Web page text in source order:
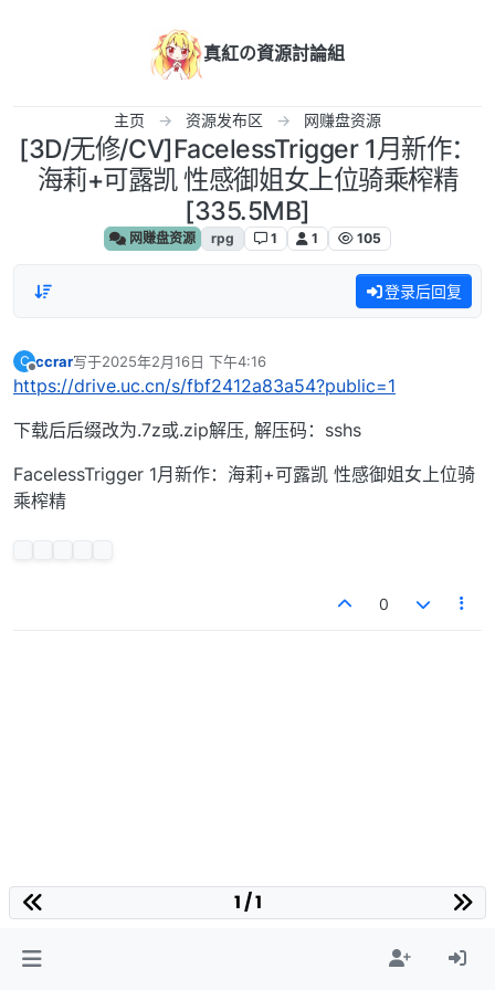
真紅の資源討論組
主页 资源发布区 网赚盘资源
[3D/无修/CV]FacelessTrigger 1月新作：
海莉+可露凯 性感御姐女上位骑乘榨精
[335.5MB]
网赚盘资源 rpg 1 1 105
登录后回复
C
离线
ccrar写于2025年2月16日 下午4:16
最后由 编辑
https://drive.uc.cn/s/fbf2412a83a54?public=1
下载后后缀改为.7z或.zip解压, 解压码：sshs
FacelessTrigger 1月新作：海莉+可露凯 性感御姐女上位骑
乘榨精
0
1 / 1